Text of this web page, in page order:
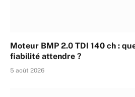
Moteur BMP 2.0 TDI 140 ch :
fiabilité attendre ?
5 août 2026